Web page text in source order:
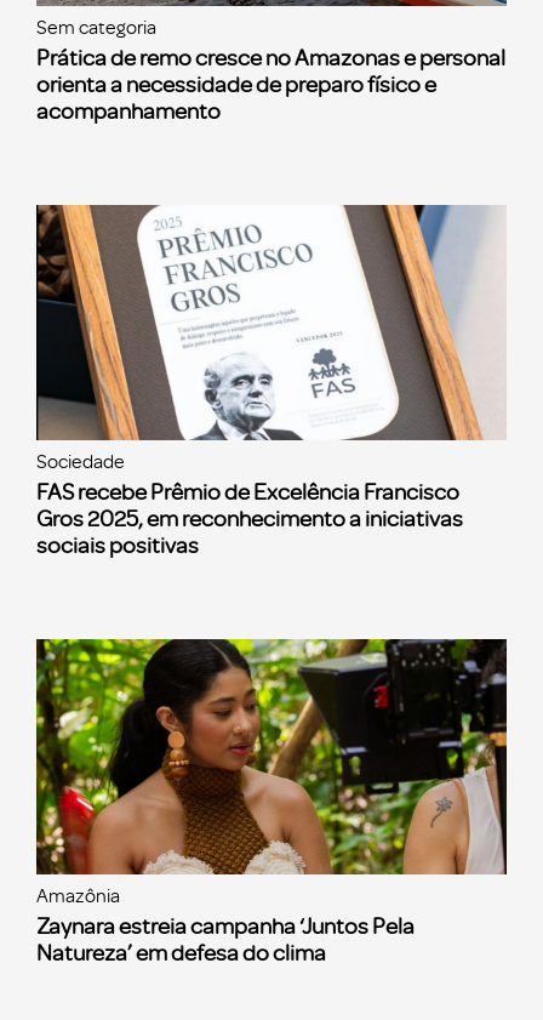
Sem categoria
Prática de remo cresce no Amazonas e personal
orienta a necessidade de preparo físico e
acompanhamento
Sociedade
FAS recebe Prêmio de Excelência Francisco
Gros 2025, em reconhecimento a iniciativas
sociais positivas
Amazônia
Zaynara estreia campanha ‘Juntos Pela
Natureza’ em defesa do clima